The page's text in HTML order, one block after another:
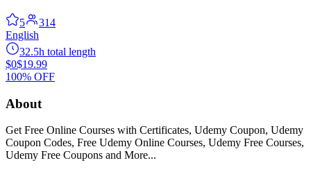
5
314
English
32.5h total length
$0$19.99
100% OFF
About
Get Free Online Courses with Certificates, Udemy Coupon, Udemy
Coupon Codes, Free Udemy Online Courses, Udemy Free Courses,
Udemy Free Coupons and More...